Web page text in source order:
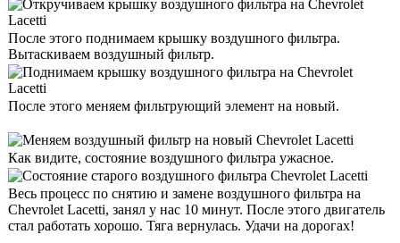
После этого поднимаем крышку воздушного фильтра.
Вытаскиваем воздушный фильтр.
После этого меняем фильтрующий элемент на новый.
Как видите, состояние воздушного фильтра ужасное.
Весь процесс по снятию и замене воздушного фильтра на
Chevrolet Lacetti, занял у нас 10 минут. После этого двигатель
стал работать хорошо. Тяга вернулась. Удачи на дорогах!